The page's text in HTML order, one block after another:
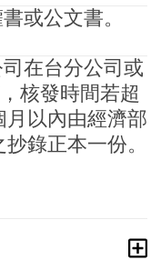
或公文書。
在台分公司或
核發時間若超
以內由經濟部
錄正本一份。